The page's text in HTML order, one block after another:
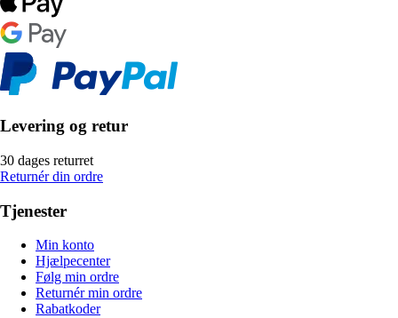
Levering og retur
30 dages returret
Returnér din ordre
Tjenester
Min konto
Hjælpecenter
Følg min ordre
Returnér min ordre
Rabatkoder